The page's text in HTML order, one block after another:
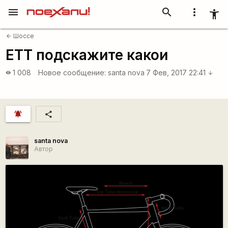
more_vert accessibility_new
search
menu
arrow_back Шоссе
ЕТТ подскажите какои
visibility 1 008 Новое сообщение: santa nova 7 Фев, 2017 22:41 arrow_downward
notifications_active share
santa nova
Автор